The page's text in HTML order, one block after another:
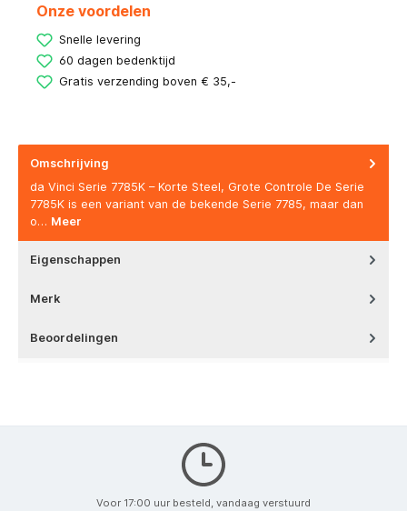
Onze voordelen
Snelle levering
60 dagen bedenktijd
Gratis verzending boven € 35,-
Omschrijving
da Vinci Serie 7785K – Korte Steel, Grote Controle De Serie
7785K is een variant van de bekende Serie 7785, maar dan
o… Meer
Eigenschappen
Merk
Beoordelingen
Voor 17:00 uur besteld, vandaag verstuurd